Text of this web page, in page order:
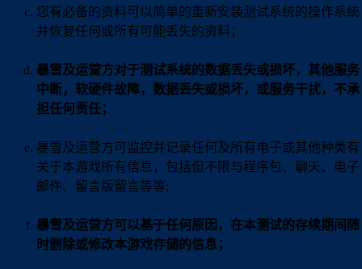
您有必备的资料可以简单的重新安装测试系统的操作系统
并恢复任何或所有可能丢失的资料；
暴雪及运营方对于测试系统的数据丢失或损坏，其他服务
中断，软硬件故障，数据丢失或损坏，或服务干扰，不承
担任何责任；
暴雪及运营方可监控并记录任何及所有电子或其他种类有
关于本游戏所有信息，包括但不限与程序包、聊天、电子
邮件、留言版留言等等;
暴雪及运营方可以基于任何原因，在本测试的存续期间随
时删除或修改本游戏存储的信息；